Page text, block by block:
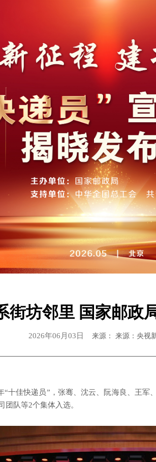
街坊邻里 国家邮政
2026年06月03日 来源： 来源：央视
“十佳快递员”，张骞、沈云、阮海良、王
队等2个集体入选。